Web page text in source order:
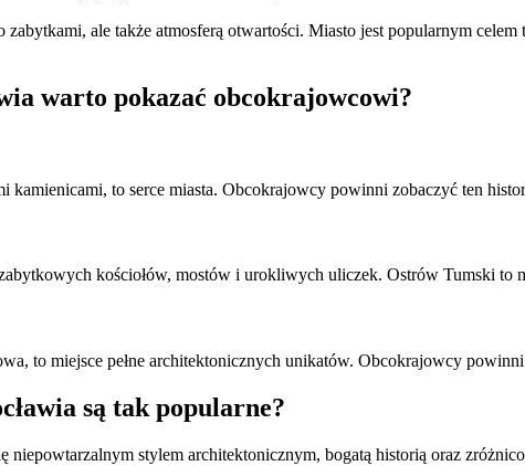
ale także atmosferą otwartości. Miasto jest popularnym
warto pokazać obcokrajowcowi?
kamienicami, to serce miasta. Obcokrajowcy powinni zobaczyć ten
zabytkowych kościołów, mostów i urokliwych uliczek. Ostrów Tumski to
to miejsce pełne architektonicznych unikatów. Obcokrajowcy
są tak popularne?
niepowtarzalnym stylem architektonicznym, bogatą historią oraz